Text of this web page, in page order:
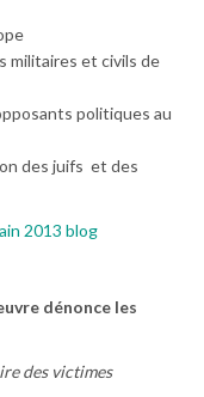
militaires et civils de
politiques au
des juifs et des
2013 blog
dénonce les
des victimes